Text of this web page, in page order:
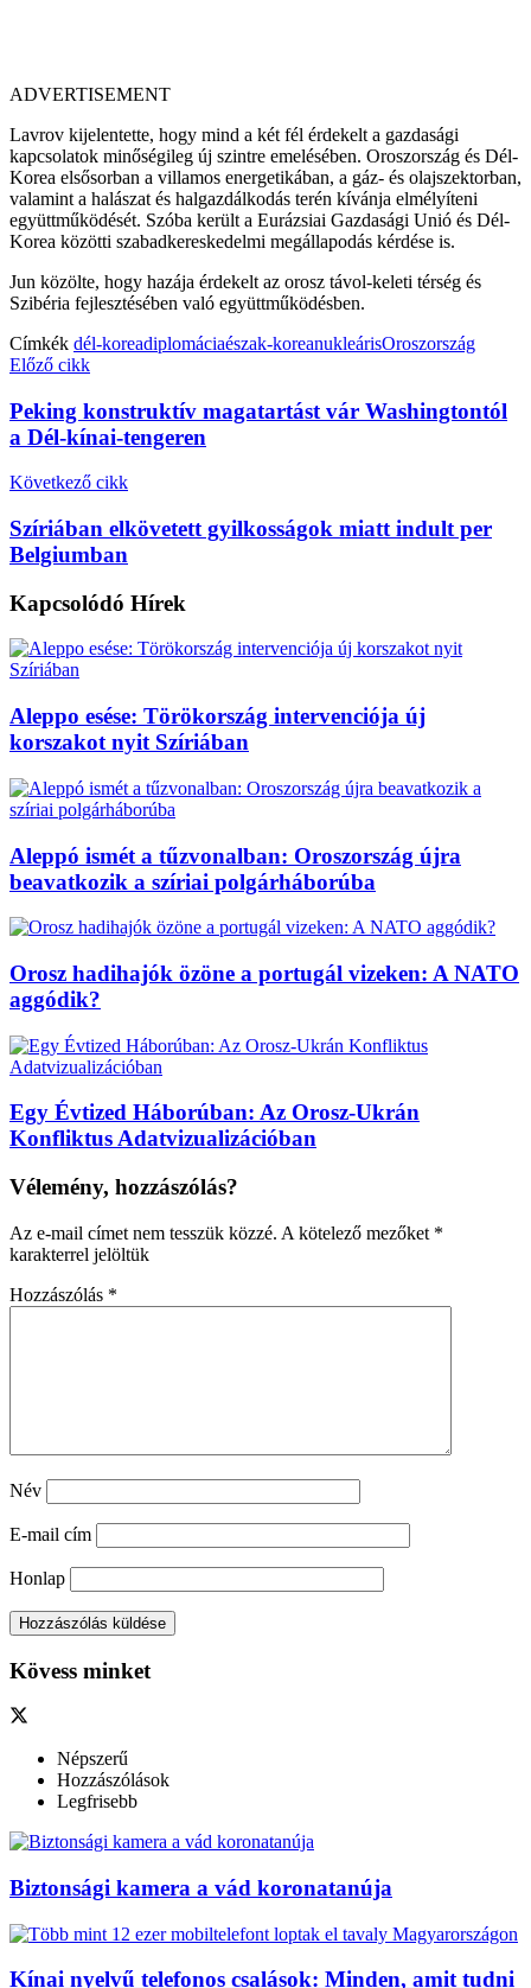
ADVERTISEMENT
Lavrov kijelentette, hogy mind a két fél érdekelt a gazdasági
kapcsolatok minőségileg új szintre emelésében. Oroszország és Dél-
Korea elsősorban a villamos energetikában, a gáz- és olajszektorban,
valamint a halászat és halgazdálkodás terén kívánja elmélyíteni
együttműködését. Szóba került a Eurázsiai Gazdasági Unió és Dél-
Korea közötti szabadkereskedelmi megállapodás kérdése is.
Jun közölte, hogy hazája érdekelt az orosz távol-keleti térség és
Szibéria fejlesztésében való együttműködésben.
Címkék dél-koreadiplomáciaészak-koreanukleárisOroszország
Előző cikk
Peking konstruktív magatartást vár Washingtontól
a Dél-kínai-tengeren
Következő cikk
Szíriában elkövetett gyilkosságok miatt indult per
Belgiumban
Kapcsolódó Hírek
Aleppo esése: Törökország intervenciója új
korszakot nyit Szíriában
Aleppó ismét a tűzvonalban: Oroszország újra
beavatkozik a szíriai polgárháborúba
Orosz hadihajók özöne a portugál vizeken: A NATO
aggódik?
Egy Évtized Háborúban: Az Orosz-Ukrán
Konfliktus Adatvizualizációban
Vélemény, hozzászólás?
Az e-mail címet nem tesszük közzé. A kötelező mezőket *
karakterrel jelöltük
Hozzászólás *
Név
E-mail cím
Honlap
Kövess minket
Népszerű
Hozzászólások
Legfrisebb
Biztonsági kamera a vád koronatanúja
Kínai nyelvű telefonos csalások: Minden, amit tudni